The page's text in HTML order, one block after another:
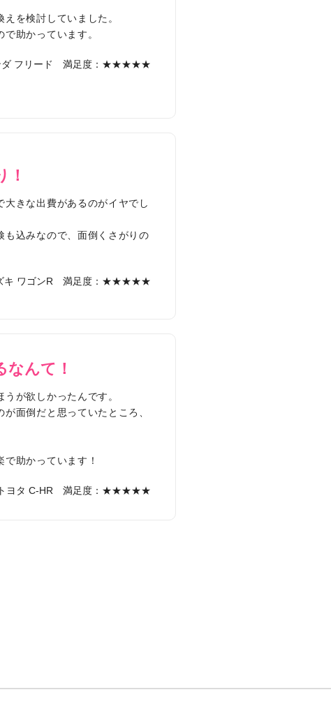
を検討していました。
助かっています。
フリード 満足度：★★★★★
！
きな出費があるのがイヤでし
も込みなので、面倒くさがりの
キ ワゴンR 満足度：★★★★★
んて！
が欲しかったんです。
面倒だと思っていたところ、
助かっています！
ヨタ C-HR 満足度：★★★★★